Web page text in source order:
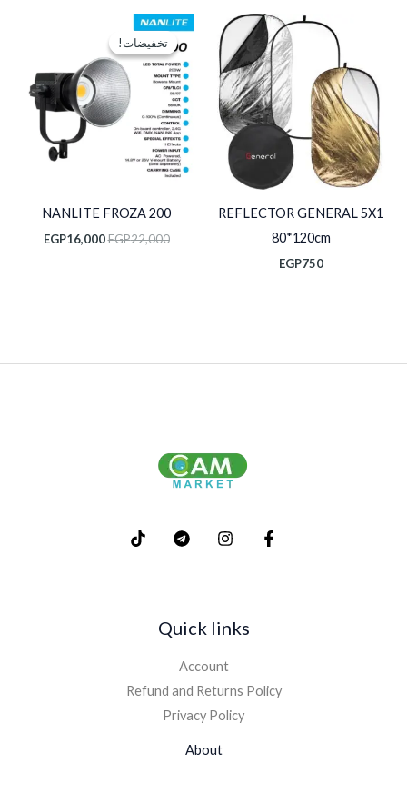
REFLECTOR GENERAL 5X1
80*120cm
EGP750
تخفيضات!
تخفيضات!
NANLITE FROZA 200
EGP22,000
EGP22,000.
EGP16,000
Quick links
Account
Refund and Returns Policy
Privacy Policy
About